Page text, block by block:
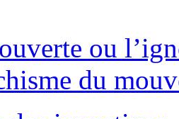
ou
du